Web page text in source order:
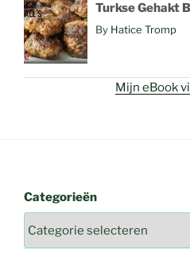
Turkse Gehakt
By Hatice Tromp
Mijn eBook
Categorieën